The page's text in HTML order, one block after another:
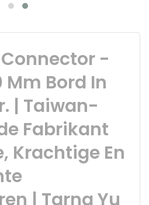
-
Mm Bord In
| Taiwan-
Fabrikant
Krachtige En
| Tarng Yu